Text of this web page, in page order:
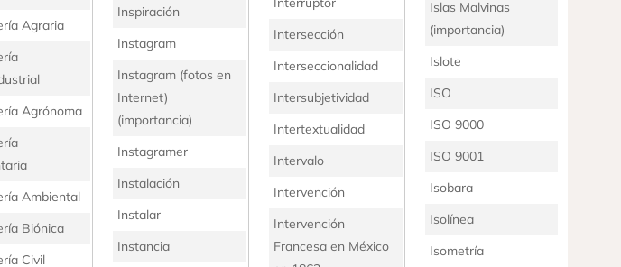
Agraria
Agrónoma
Ambiental
Biónica
Civil
Inspiración
Instagram
Instagram (fotos en
Internet)
(importancia)
Instagramer
Instalación
Instalar
Instancia
Intersección
Interseccionalidad
Intersubjetividad
Intertextualidad
Intervalo
Intervención
Intervención
Francesa en México
Islas Malvinas
(importancia)
Islote
ISO
ISO 9000
ISO 9001
Isobara
Isolínea
Isometría